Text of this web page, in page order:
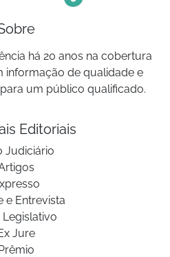
há 20 anos na cobertura
informação de qualidade e
um público qualificado.
Editoriais
Judiciário
e Entrevista
Legislativo
Jure